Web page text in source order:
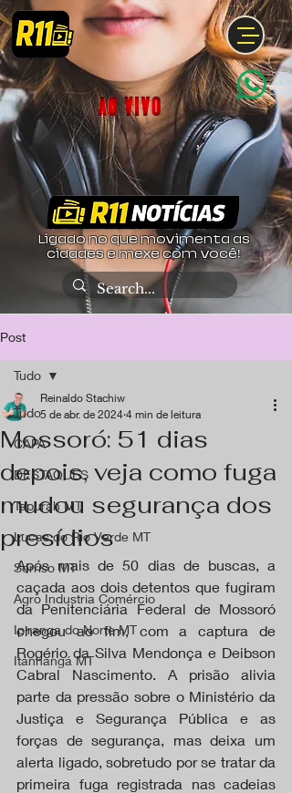
Ligado no que movimenta as
cidades e mexe com você!
Post
Tudo
CAPA
DESTAQUES
Tapurah MT
Lucas do Rio Verde MT
Sorriso MT
Agro Industria Comércio
Ipiranga do Norte MT
Itanhangá MT
Tudo
Mossoró: 51 dias
depois, veja como fuga
mudou segurança dos
presídios
Reinaldo Stachiw
5 de abr. de 2024 4 min de leitura
Após mais de 50 dias de buscas, a
caçada aos dois detentos que fugiram
da Penitenciária Federal de Mossoró
chegou ao fim, com a captura de
Rogério da Silva Mendonça e Deibson
Cabral Nascimento. A prisão alivia
parte da pressão sobre o Ministério da
Justiça e Segurança Pública e as
forças de segurança, mas deixa um
alerta ligado, sobretudo por se tratar da
primeira fuga registrada nas cadeias